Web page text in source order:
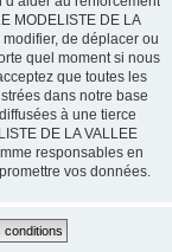
MODELISTE DE LA
de déplacer ou
quel moment si nous
que toutes les
dans notre base
à une tierce
DE LA VALLEE
responsables en
vos données.